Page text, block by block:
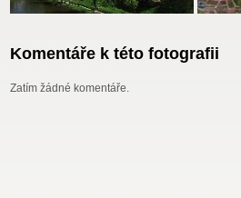
Komentáře k této fotografii
Zatím žádné komentáře.